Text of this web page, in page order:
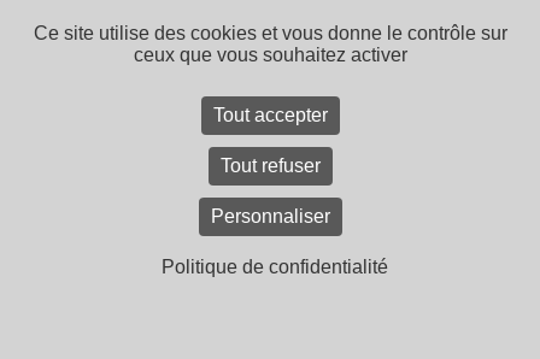
Ce site utilise des cookies et vous donne le contrôle sur
ceux que vous souhaitez activer
Tout accepter
Tout refuser
Personnaliser
Politique de confidentialité